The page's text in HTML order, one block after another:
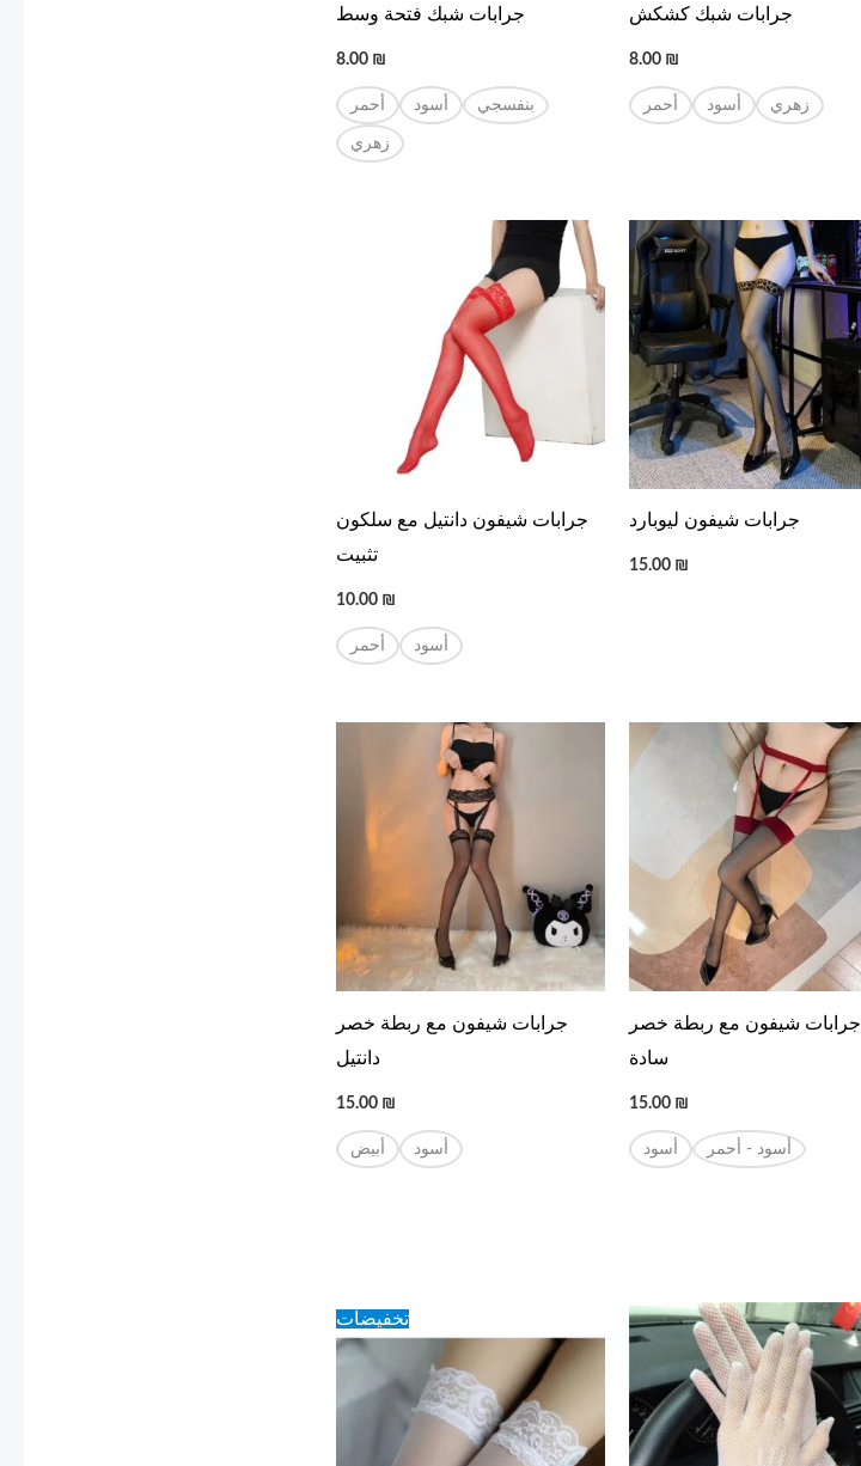
جرابات شبك فتحة وسط
8.00 ₪
أحمر أسود بنفسجي
زهري
جرابات شبك كشكش
8.00 ₪
أحمر أسود زهري
جرابات شيفون دانتيل مع سلكون
تثبيت
10.00 ₪
أحمر أسود
جرابات شيفون ليوبارد
15.00 ₪
جرابات شيفون مع ربطة خصر
دانتيل
15.00 ₪
أبيض أسود
جرابات شيفون مع ربطة خصر
سادة
15.00 ₪
أسود أسود - أحمر
تخفيضاتOriginal
price
10.00 ₪.
price
8.00 ₪.